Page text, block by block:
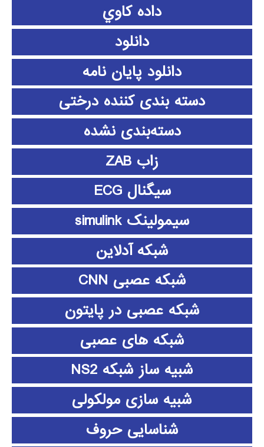
داده كاوي
دانلود
دانلود پايان نامه
دسته بندی کننده درختی
دسته‌بندی نشده
زاب ZAB
سیگنال ECG
سیمولینک simulink
شبکه آدلاین
شبکه عصبی CNN
شبکه عصبی در پایتون
شبکه های عصبی
شبیه ساز شبکه NS2
شبیه سازی مولکولی
شناسایی حروف